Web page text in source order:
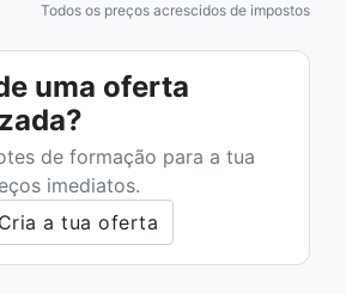
Todos os preços acrescidos de impostos
uma oferta
de formação para a tua
imediatos.
Cria a tua oferta